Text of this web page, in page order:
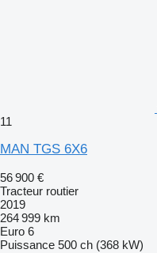
11
MAN TGS 6X6
56 900 €
Tracteur routier
2019
264 999 km
Euro 6
Puissance 500 ch (368 kW)